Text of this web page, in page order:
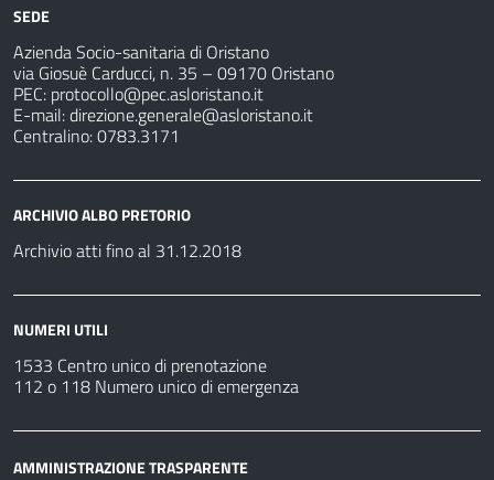
SEDE
Azienda Socio-sanitaria di Oristano
via Giosuè Carducci, n. 35 – 09170 Oristano
PEC: protocollo@pec.asloristano.it
E-mail:direzione.generale@asloristano.it
Centralino: 0783.3171
ARCHIVIO ALBO PRETORIO
Archivio atti fino al 31.12.2018
NUMERI UTILI
1533 Centro unico di prenotazione
112 o 118 Numero unico di emergenza
AMMINISTRAZIONE TRASPARENTE